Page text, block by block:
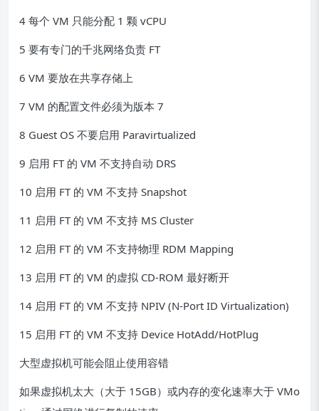
4 每个 VM 只能分配 1 颗 vCPU
5 要有专门的千兆网络负责 FT
6 VM 要放在共享存储上
7 VM 的配置文件必须为版本 7
8 Guest OS 不要启用 Paravirtualized
9 启用 FT 的 VM 不支持自动 DRS
10 启用 FT 的 VM 不支持 Snapshot
11 启用 FT 的 VM 不支持 MS Cluster
12 启用 FT 的 VM 不支持物理 RDM Mapping
13 启用 FT 的 VM 的虚拟 CD-ROM 最好断开
14 启用 FT 的 VM 不支持 NPIV (N-Port ID Virtualization)
15 启用 FT 的 VM 不支持 Device HotAdd/HotPlug
大型虚拟机可能会阻止使用容错
如果虚拟机太大（大于 15GB）或内存的变化速率大于 VMo